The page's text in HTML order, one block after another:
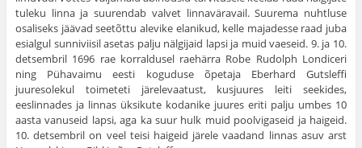
tuleku linna ja suurendab valvet linnaväravail. Suurema nuhtluse
osaliseks jäävad seetõttu alevike elanikud, kelle majadesse raad juba
esialgul sunniviisil asetas palju nälgijaid lapsi ja muid vaeseid. 9. ja 10.
detsembril 1696 rae korraldusel raehärra Robe Rudolph Londiceri
ning Pühavaimu eesti koguduse õpetaja Eberhard Gutsleffi
juuresolekul toimeteti järelevaatust, kusjuures leiti seekides,
eeslinnades ja linnas üksi­kute kodanike juures eriti palju umbes 10
aasta vanuseid lapsi, aga ka suur hulk muid poolvigaseid ja haigeid.
10. detsembril on veel teisi hai­geid järele vaadand linnas asuv arst